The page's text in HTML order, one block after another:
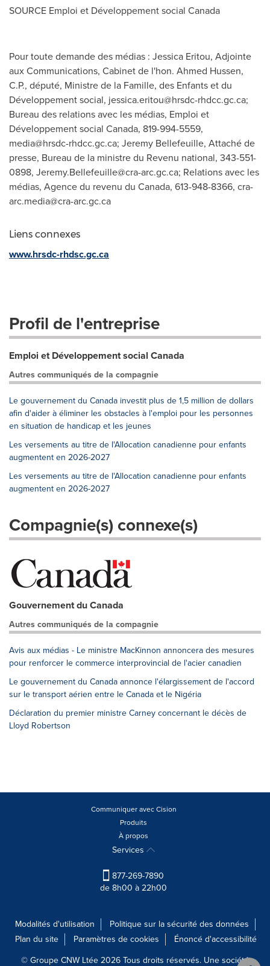
SOURCE Emploi et Développement social Canada
Pour toute demande des médias : Jessica Eritou, Adjointe
aux Communications, Cabinet de l'hon. Ahmed Hussen,
C.P., député, Ministre de la Famille, des Enfants et du
Développement social, jessica.eritou@hrsdc-rhdcc.gc.ca;
Bureau des relations avec les médias, Emploi et
Développement social Canada, 819-994-5559,
media@hrsdc-rhdcc.gc.ca; Jeremy Bellefeuille, Attaché de
presse, Bureau de la ministre du Revenu national, 343-551-
0898, Jeremy.Bellefeuille@cra-arc.gc.ca; Relations avec les
médias, Agence du revenu du Canada, 613-948-8366, cra-
arc.media@cra-arc.gc.ca
Liens connexes
www.hrsdc-rhdsc.gc.ca
Profil de l'entreprise
Emploi et Développement social Canada
Autres communiqués de la compagnie
Le gouvernement du Canada investit plus de 1,5 million de dollars
afin d'aider à éliminer les obstacles à l'emploi pour les personnes
en situation de handicap et les jeunes
Les versements au titre de l'Allocation canadienne pour enfants
augmentent en 2026-2027
Les versements au titre de l'Allocation canadienne pour enfants
augmentent en 2026-2027
Compagnie(s) connexe(s)
Gouvernement du Canada
Autres communiqués de la compagnie
Avis aux médias - Le ministre MacKinnon annoncera des mesures
pour renforcer le commerce interprovincial de l'acier canadien
Le gouvernement du Canada annonce l'élargissement de l'accord
sur le transport aérien entre le Canada et le Nigéria
Déclaration du premier ministre Carney concernant le décès de
Lloyd Robertson
Communiquer avec Cision
Produits
À propos
Services
877-269-7890
de 8h00 à 22h00
Modalités d'utilisation
Politique sur la sécurité des données
Plan du site
Paramètres de cookies
Énoncé d'accessibilité
© Groupe CNW Ltée 2026 Tous droits réservés. Une société